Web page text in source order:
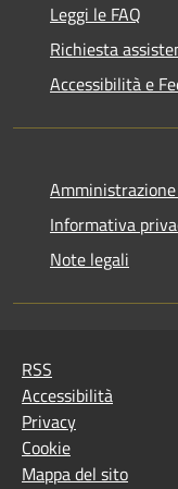
Leggi le FAQ
Richiesta
Accessibilità e
Informativa
Note legali
RSS
Accessibilità
Privacy
Cookie
Mappa del sito